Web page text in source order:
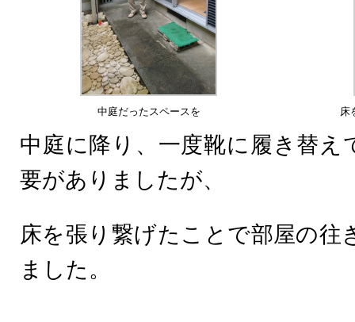
中庭だったスペースを 床
中庭に降り、一度靴に履き替え
要がありましたが、
床を張り繋げたことで部屋の往
ました。